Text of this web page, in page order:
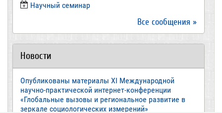
​Научный семинар
Все сообщения »
Новости
Опубликованы материалы XI Международной
научно-практической интернет-конференции
«Глобальные вызовы и региональное развитие в
зеркале социологических измерений»